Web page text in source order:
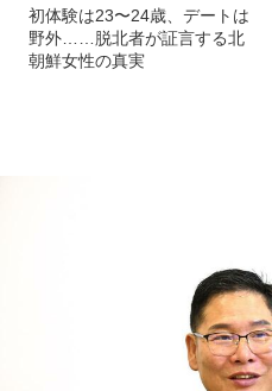
初体験は23〜24歳、デートは
野外……脱北者が証言する北
朝鮮女性の真実